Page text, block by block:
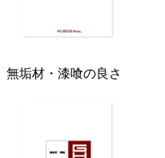
無垢材・漆喰の良さ